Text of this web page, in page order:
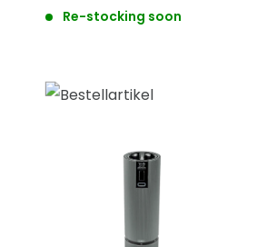
Re-stocking soon